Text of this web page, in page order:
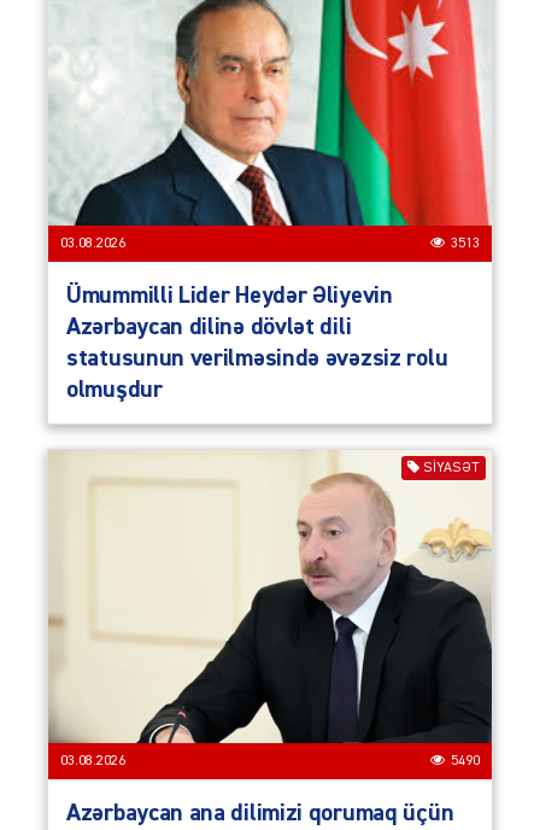
03.08.2026 3513
Ümummilli Lider Heydər Əliyevin
Azərbaycan dilinə dövlət dili
statusunun verilməsində əvəzsiz rolu
olmuşdur
SIYASƏT
03.08.2026 5490
Azərbaycan ana dilimizi qorumaq üçün